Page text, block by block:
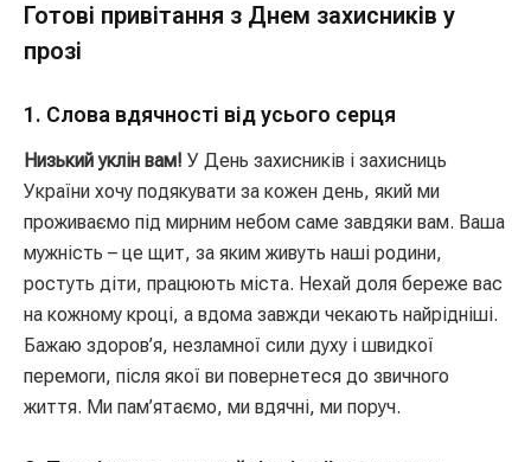
Готові привітання з Днем захисників у
прозі
1. Слова вдячності від усього серця
Низький уклін вам! У День захисників і захисниць
України хочу подякувати за кожен день, який ми
проживаємо під мирним небом саме завдяки вам. Ваша
мужність – це щит, за яким живуть наші родини,
ростуть діти, працюють міста. Нехай доля береже вас
на кожному кроці, а вдома завжди чекають найрідніші.
Бажаю здоров’я, незламної сили духу і швидкої
перемоги, після якої ви повернетеся до звичного
життя. Ми пам’ятаємо, ми вдячні, ми поруч.